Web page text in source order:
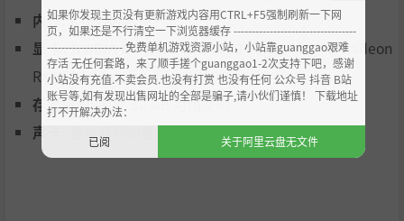
内存:8 GB RAM
显卡:NVIDIA GeForce GTX 1660 Super or AMD Radeon
RX VEGA 56 or Intel Arc A750
存储空间:需要 30 GB 可用空间
声卡:
基本音频设备
如果你发现主页没有更新游戏内容用CTRL+F5强制刷新一下网
页，如果还是不行清空一下浏览器缓存 ----------------------------------
--------------------- 免费单机游戏资源小站，小站靠guanggao艰难
存活 无任何套路，来了顺手搓个guanggao1-2次支持下吧，感谢
小站没有充值.不卖会员.也没有打赏 也没有任何 公众号 抖音 B站
账号等,如有发现出售网址的全部是骗子,请小伙们谨慎！ 下载地址
打不开解决办法：
已阅
关于阿里云盘无文件